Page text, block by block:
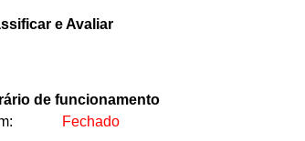
e Avaliar
de funcionamento
Fechado